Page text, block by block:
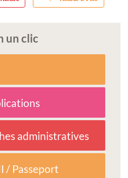
un clic
administratives
/ Passeport